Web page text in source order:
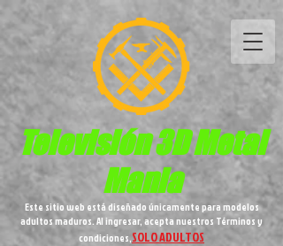
Televisión 3DMetal
Mania
Este sitio web está diseñado únicamente para modelos
adultos maduros. Al ingresar, acepta nuestros Términos y
condiciones,SOLO ADULTOS